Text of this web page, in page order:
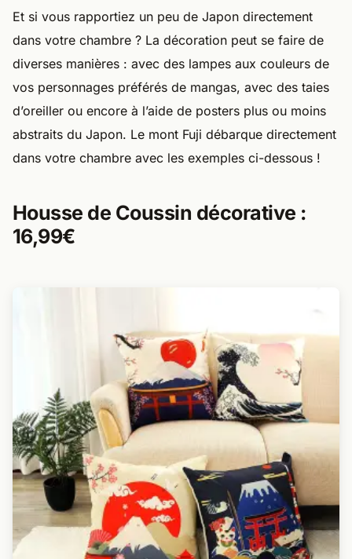
Et si vous rapportiez un peu de Japon directement
dans votre chambre ? La décoration peut se faire de
diverses manières : avec des lampes aux couleurs de
vos personnages préférés de mangas, avec des taies
d’oreiller ou encore à l’aide de posters plus ou moins
abstraits du Japon. Le mont Fuji débarque directement
dans votre chambre avec les exemples ci-dessous !
Housse de Coussin décorative :
16,99€